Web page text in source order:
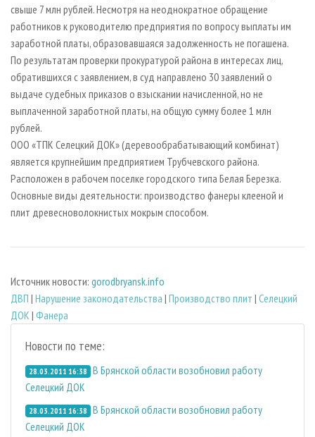
ИНСТРУМЕНТ И МАТЕРИАЛЫ
БИБЛИОТЕКА СПЕЦИАЛИСТА
свыше 7 млн рублей. Несмотря на неоднократное обращение
работников к руководителю предприятия по вопросу выплаты им
заработной платы, образовавшаяся задолженность не погашена.
По результатам проверки прокуратурой района в интересах лиц,
обратившихся с заявлением, в суд направлено 30 заявлений о
выдаче судебных приказов о взыскании начисленной, но не
выплаченной заработной платы, на общую сумму более 1 млн
рублей.
ООО «ТПК Селецкий ДОК» (деревообрабатывающий комбинат)
является крупнейшим предприятием Трубчевского района.
Расположен в рабочем поселке городского типа Белая Березка.
Основные виды деятельности: производство фанеры клееной и
плит древесноволокнистых мокрым способом.
Источник новости: gorodbryansk.info
ДВП | Нарушение законодательства | Производство плит | Селецкий
ДОК | Фанера
Новости по теме:
28.03.2011 16:38 В Брянской области возобновил работу
Селецкий ДОК
28.03.2011 16:38 В Брянской области возобновил работу
Селецкий ДОК